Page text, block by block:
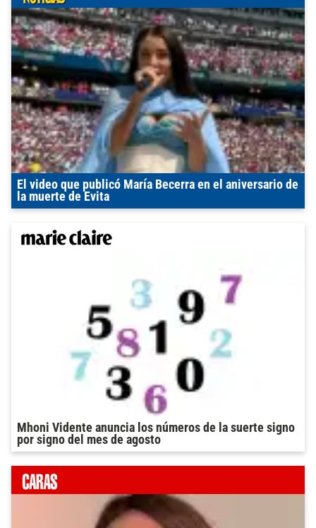
El video que publicó María Becerra en el aniversario de
la muerte de Evita
Mhoni Vidente anuncia los números de la suerte signo
por signo del mes de agosto